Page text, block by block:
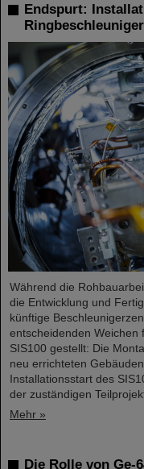
Endspurt:
Während die
die Entwicklung und
künftige
entscheidenden Weichen
SIS100 gestellt: Die
neu errichteten
Installationsstart des
der zuständigen
Mehr »
Die Rolle von Ge-